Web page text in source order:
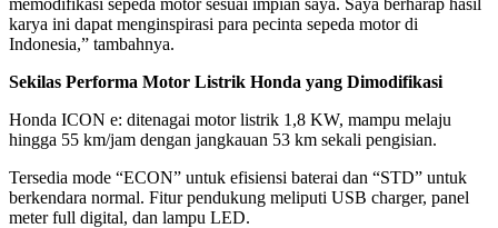
karya ini dapat menginspirasi para pecinta sepeda motor di
Indonesia,” tambahnya.
Sekilas Performa Motor Listrik Honda yang Dimodifikasi
Honda ICON e: ditenagai motor listrik 1,8 KW, mampu melaju
hingga 55 km/jam dengan jangkauan 53 km sekali pengisian.
Tersedia mode “ECON” untuk efisiensi baterai dan “STD” untuk
berkendara normal. Fitur pendukung meliputi USB charger, panel
meter full digital, dan lampu LED.